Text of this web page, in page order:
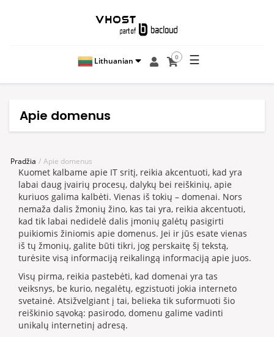
Lithuanian 0 ☰
Apie domenus
Pradžia Apie domenus
Kuomet kalbame apie IT sritį, reikia akcentuoti, kad yra
labai daug įvairių procesų, dalykų bei reiškinių, apie
kuriuos galima kalbėti. Vienas iš tokių – domenai. Nors
nemaža dalis žmonių žino, kas tai yra, reikia akcentuoti,
kad tik labai nedidelė dalis įmonių galėtų pasigirti
puikiomis žiniomis apie domenus. Jei ir jūs esate vienas
iš tų žmonių, galite būti tikri, jog perskaitę šį tekstą,
turėsite visą informaciją reikalingą informaciją apie juos.
Visų pirma, reikia pastebėti, kad domenai yra tas
veiksnys, be kurio, negalėtų, egzistuoti jokia interneto
svetainė. Atsižvelgiant į tai, belieka tik suformuoti šio
reiškinio sąvoką: pasirodo, domenu galime vadinti
unikalų internetinį adresą.